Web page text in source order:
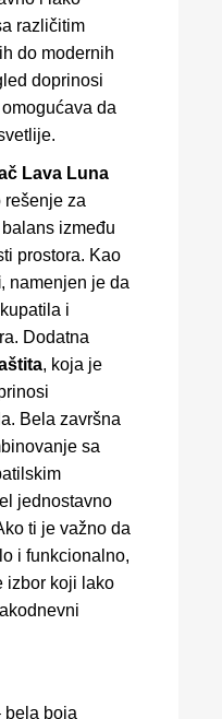
različitim
do modernih
doprinosi
da
Lava Luna
rešenje za
između
prostora. Kao
, namenjen je da
i
Dodatna
, koja je
Bela završna
sa
jednostavno
ti je važno da
i funkcionalno,
izbor koji lako
bela boja